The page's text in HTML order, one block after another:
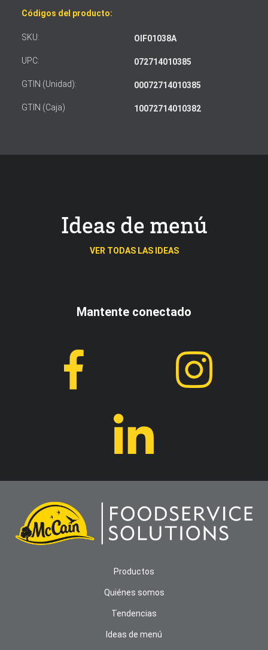
Códigos del producto:
SKU: OIF01038A
UPC: 072714010385
GTIN (Unidad): 00072714010385
GTIN (Caja) 10072714010382
Ideas de menú
VER TODAS LAS IDEAS
Mantente conectado
Productos
Quiénes somos
Tendencias
Ideas de menú